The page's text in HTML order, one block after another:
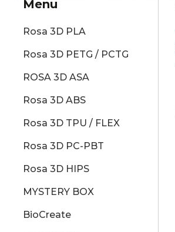
Menu
Rosa 3D PLA
Rosa 3D PETG / PCTG
ROSA 3D ASA
Rosa 3D ABS
Rosa 3D TPU / FLEX
Rosa 3D PC-PBT
Rosa 3D HIPS
MYSTERY BOX
BioCreate